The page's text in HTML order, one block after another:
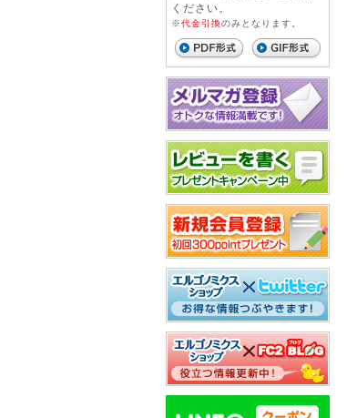
ください。
※代金引換のみとなります。